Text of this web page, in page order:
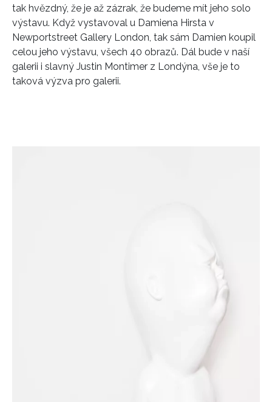
tak hvězdný, že je až zázrak, že budeme mít jeho solo
výstavu. Když vystavoval u Damiena Hirsta v
Newportstreet Gallery London, tak sám Damien koupil
celou jeho výstavu, všech 40 obrazů. Dál bude v naší
galerii i slavný Justin Montimer z Londýna, vše je to
taková výzva pro galerii.